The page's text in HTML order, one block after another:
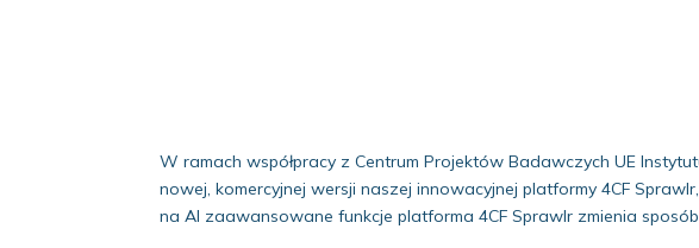
W ramach współpracy z Centrum Projektów Badawczych UE
nowej, komercyjnej wersji naszej innowacyjnej platformy 4CF
na AI zaawansowane funkcje platforma 4CF Sprawlr zmienia